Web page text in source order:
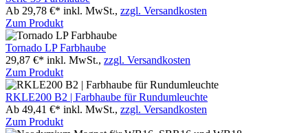
Ab 29,78 €* inkl. MwSt., zzgl. Versandkosten
Zum Produkt
Tornado LP Farbhaube
29,87 €* inkl. MwSt., zzgl. Versandkosten
Zum Produkt
RKLE200 B2 | Farbhaube für Rundumleuchte
Ab 49,41 €* inkl. MwSt., zzgl. Versandkosten
Zum Produkt